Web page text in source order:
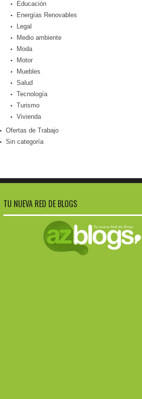
Educación
Energías Renovables
Legal
Medio ambiente
Moda
Motor
Muebles
Salud
Tecnología
Turismo
Vivienda
Ofertas de Trabajo
Sin categoría
TU NUEVA RED DE BLOGS